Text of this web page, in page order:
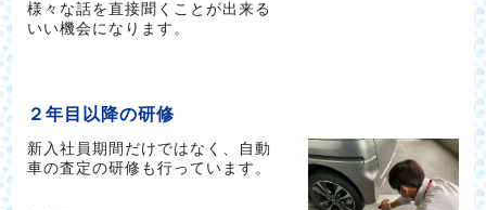
様々な話を直接聞くことが出来る
いい機会になります。
２年目以降の研修
新入社員期間だけではなく、自動
車の査定の研修も行っています。